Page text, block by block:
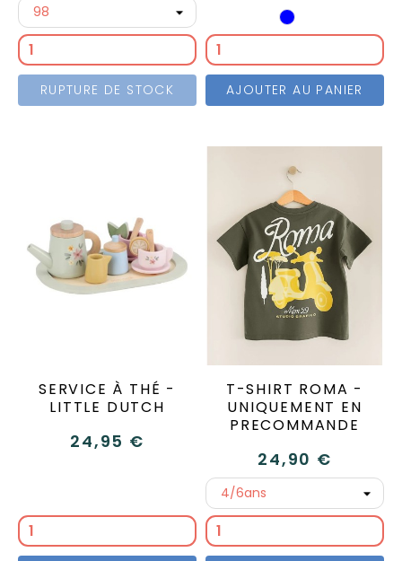
RUPTURE DE STOCK
Bleu
clair
foncé
AJOUTER AU PANIER
SERVICE À THÉ -
LITTLE DUTCH
24,95 €
T-SHIRT ROMA -
UNIQUEMENT EN
PRECOMMANDE
24,90 €